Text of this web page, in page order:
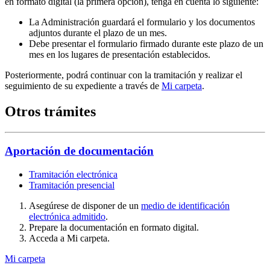
La Administración guardará el formulario y los documentos
adjuntos durante el plazo de un mes.
Debe presentar el formulario firmado durante este plazo de un
mes en los lugares de presentación establecidos.
Posteriormente, podrá continuar con la tramitación y realizar el
seguimiento de su expediente a través de Mi carpeta.
Otros trámites
Aportación de documentación
Tramitación electrónica
Tramitación presencial
Asegúrese de disponer de un medio de identificación
electrónica admitido.
Prepare la documentación en formato digital.
Acceda a Mi carpeta.
Mi carpeta